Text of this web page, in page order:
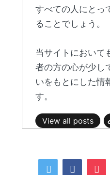
すべての人にとっ
ることでしょう。
当サイトにおいて
者の方の心が少し
いをもとにした情
す。
View all posts